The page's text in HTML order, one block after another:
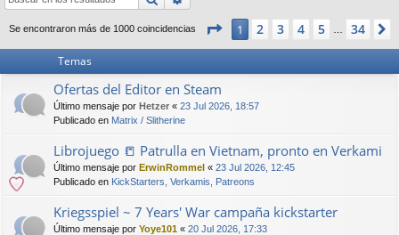
s
Se encontraron más de 1000 coincidencias Página de 34
1 2 3 4 5 34
Temas
Ofertas del Editor en Steam
Último mensaje por Hetzer « 23 Jul 2026, 18:57
Publicado en Matrix / Slitherine
Librojuego 📒 Patrulla en Vietnam, pronto en Verkami
Último mensaje por ErwinRommel « 23 Jul 2026, 12:45
Publicado en KickStarters, Verkamis, Patreons
Kriegsspiel ~ 7 Years' War campaña kickstarter
Último mensaje por Yoye101 « 20 Jul 2026, 17:33